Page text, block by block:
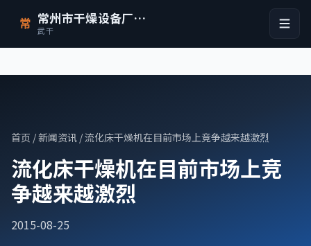
常 常州市干燥设备厂有限公司
武干
首页 /新闻资讯 / 流化床干燥机在目前市场上竞争越来越激烈
流化床干燥机在目前市场上竞
争越来越激烈
2015-08-25